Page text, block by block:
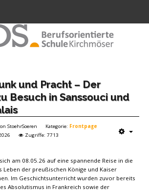
targeting switch is equivalent
und Pracht – Der
Besuch in Sanssouci und
StoehrSoeren Kategorie: Frontpage
Zugriffe: 7713
am 08.05.26 auf eine spannende Reise in die
Leben der preußischen Könige und Kaiser
Im Geschichtsunterricht wurden zuvor bereits
Absolutismus in Frankreich sowie der